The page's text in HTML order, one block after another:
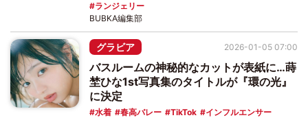
ランジェリー
BUBKA編集部
グラビア
バスルームの神秘的なカットが表紙に…蒔
埜ひな1st写真集のタイトルが『環の光』
に決定
水着 春高バレー TikTok
インフルエンサー
2026-01-05 07:00